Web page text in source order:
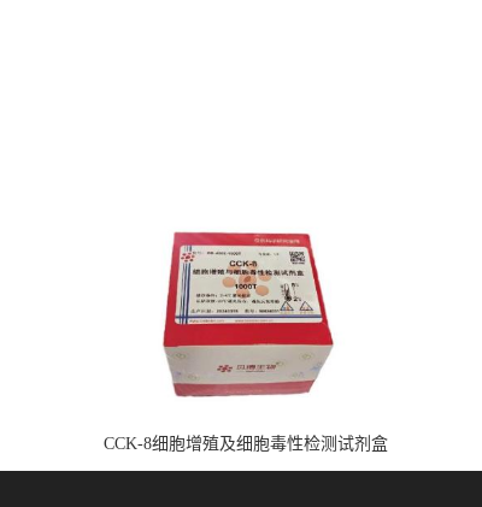
CCK-8细胞增殖及细胞毒性检测试剂盒